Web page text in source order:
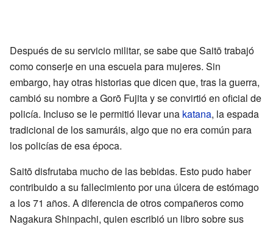
Después de su servicio militar, se sabe que Saitō trabajó
como conserje en una escuela para mujeres. Sin
embargo, hay otras historias que dicen que, tras la guerra,
cambió su nombre a Gorō Fujita y se convirtió en oficial de
policía. Incluso se le permitió llevar una katana, la espada
tradicional de los samuráis, algo que no era común para
los policías de esa época.
Saitō disfrutaba mucho de las bebidas. Esto pudo haber
contribuido a su fallecimiento por una úlcera de estómago
a los 71 años. A diferencia de otros compañeros como
Nagakura Shinpachi, quien escribió un libro sobre sus